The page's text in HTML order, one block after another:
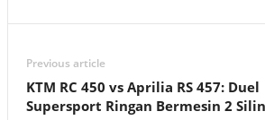
Previous article
KTM RC 450 vs Aprilia RS 457: Duel
Supersport Ringan Bermesin 2